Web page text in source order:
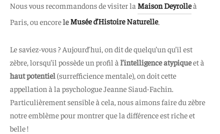
Nous vous recommandons de visiter la Maison Deyrolleà
Paris, ou encoreleMusée d’Histoire Naturelle.
Le saviez-vous ? Aujourd’hui, on dit de quelqu’un qu’il est
zèbre, lorsqu’il possède un profil à l’intelligence atypiqueet à
haut potentiel(surrefficience mentale), on doit cette
appellation à la psychologue Jeanne Siaud-Fachin.
Particulièrement sensible à cela, nous aimons faire du zèbre
notre emblème pour montrer que la différence est riche et
belle !